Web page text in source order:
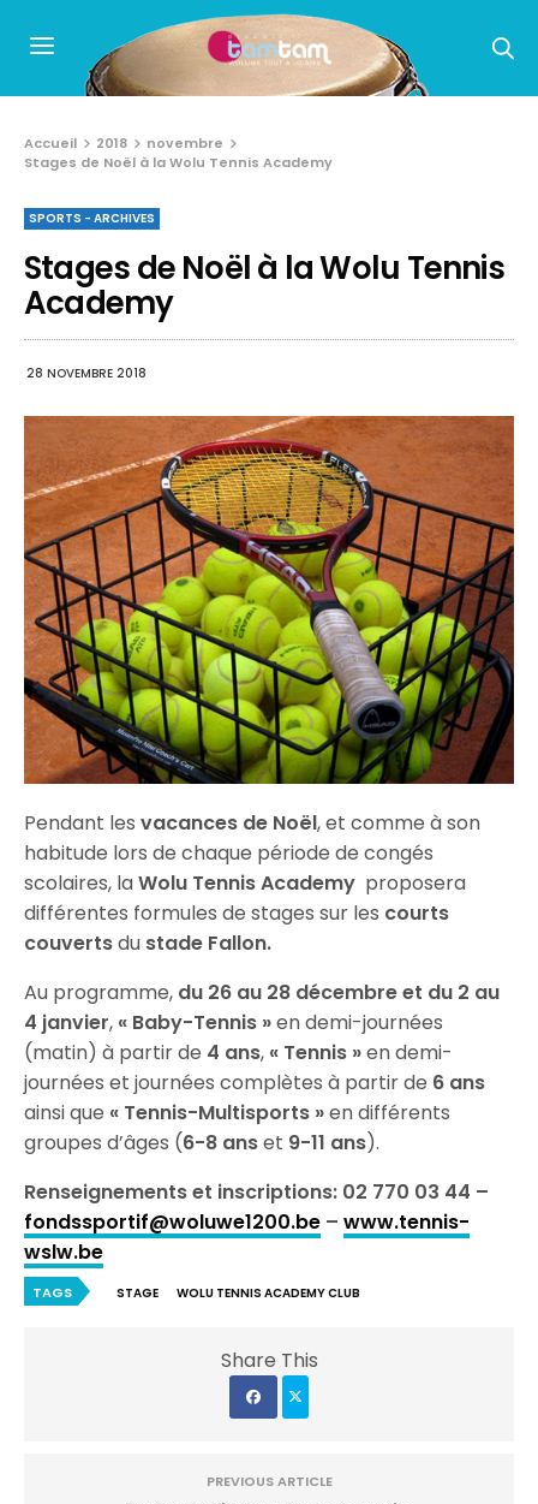
Accueil 2018
novembre
Stages de Noël à la Wolu Tennis Academy
SPORTS - ARCHIVES
Stages de Noël à la Wolu Tennis
Academy
28 NOVEMBRE 2018
Pendant lesvacances de Noël, et comme à son
habitude lors de chaque période de congés
scolaires, laWolu Tennis Academy proposera
différentes formules de stages sur les courts
couvertsdu stade Fallon.
Au programme, du 26 au 28 décembre et du 2 au
4 janvier, « Baby-Tennis »en demi-journées
(matin) à partir de 4 ans, « Tennis »en demi-
journées et journées complètes à partir de 6 ans
ainsi que « Tennis-Multisports »en différents
groupes d’âges (6-8 anset 9-11 ans).
Renseignements et inscriptions: 02 770 03 44 –
fondssportif@woluwe1200.be –www.tennis-
wslw.be
TAGS STAGE WOLU TENNIS ACADEMY CLUB
Share This
PREVIOUS ARTICLE